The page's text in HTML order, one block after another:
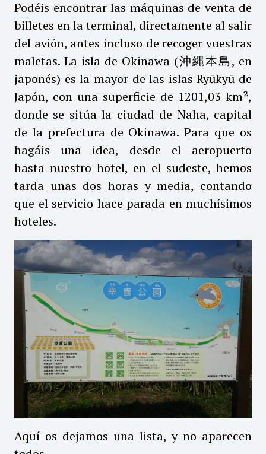
Podéis encontrar las máquinas de venta de
billetes en la terminal, directamente al salir
del avión, antes incluso de recoger vuestras
maletas. La isla de Okinawa (沖縄本島, en
japonés) es la mayor de las islas Ryūkyū de
Japón, con una superficie de 1201,03 km²,
donde se sitúa la ciudad de Naha, capital
de la prefectura de Okinawa. Para que os
hagáis una idea, desde el aeropuerto
hasta nuestro hotel, en el sudeste, hemos
tarda unas dos horas y media, contando
que el servicio hace parada en muchísimos
hoteles.
Aquí os dejamos una lista, y no aparecen